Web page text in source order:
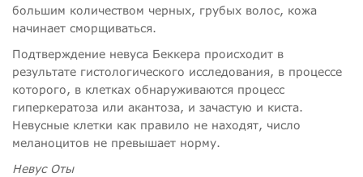
большим количеством черных, грубых волос, кожа
начинает сморщиваться.
Подтверждение невуса Беккера происходит в
результате гистологического исследования, в процессе
которого, в клетках обнаруживаются процесс
гиперкератоза или акантоза, и зачастую и киста.
Невусные клетки как правило не находят, число
меланоцитов не превышает норму.
Невус Оты